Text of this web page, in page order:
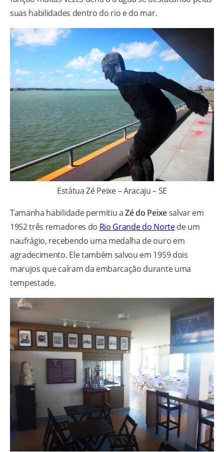
suas habilidades dentro do rio e do mar.
Estátua Zé Peixe – Aracaju – SE
Tamanha habilidade permitiu aZé do Peixesalvar em
1952 três remadores do Rio Grande do Nortede um
naufrágio, recebendo uma medalha de ouro em
agradecimento. Ele também salvou em 1959 dois
marujos que caíram da embarcação durante uma
tempestade.